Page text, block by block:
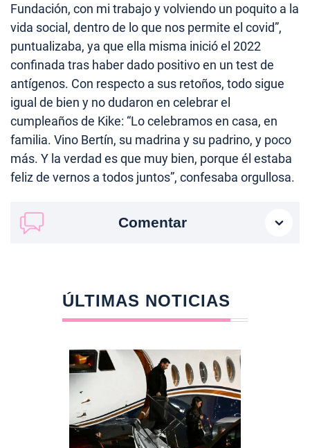
Fundación, con mi trabajo y volviendo un poquito a la
vida social, dentro de lo que nos permite el covid”,
puntualizaba, ya que ella misma inició el 2022
confinada tras haber dado positivo en un test de
antígenos. Con respecto a sus retoños, todo sigue
igual de bien y no dudaron en celebrar el
cumpleaños de Kike: “Lo celebramos en casa, en
familia. Vino Bertín, su madrina y su padrino, y poco
más. Y la verdad es que muy bien, porque él estaba
feliz de vernos a todos juntos”, confesaba orgullosa.
Comentar
ÚLTIMAS NOTICIAS